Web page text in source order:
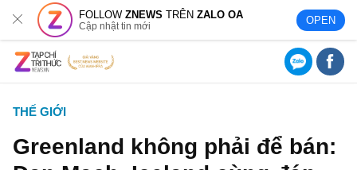
FOLLOWZNEWS TRÊNZALO OA
Cập nhật tin mới OPEN
THẾ GIỚI
Greenland không phải để bán: